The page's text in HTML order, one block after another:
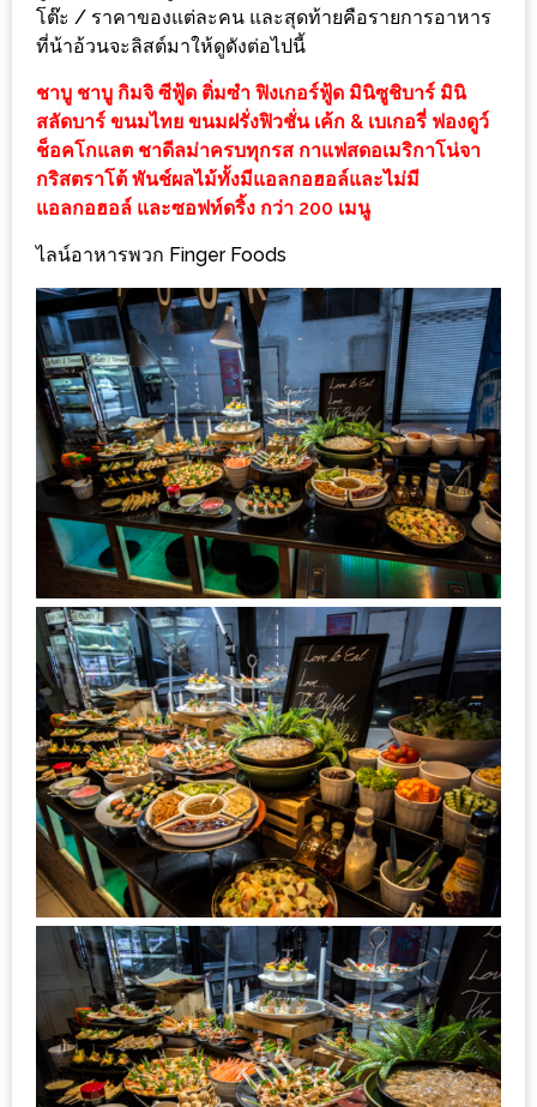
งาน
เดียว
ทั้ง
ช้อป
กิน
เที่ยว
พร้อม
โปร
โม
ชั่น
สำหรับ
คน
รัก
บ้าน
มากมาย
MAPS
MY
ACCOUNT
NEW
FACEBOOK
TIMELINE
POLICY
OKTOBERFEST
ครั้ง
ที่
2
เทศกาล
เบียร์
ที่
ใหญ่
โต๊ะ / ราคาของแต่ละคน และสุดท้ายคือรายการอาหาร
ที่น้าอ้วนจะลิสต์มาให้ดูดังต่อไปนี้
ชาบู ชาบู กิมจิ ซีฟู้ด ติ่มซำ ฟิงเกอร์ฟู้ด มินิซูชิบาร์ มินิ
สลัดบาร์ ขนมไทย ขนมฝรั่งฟิวชั่น เค้ก & เบเกอรี่ ฟองดูว์
ช็อคโกแลต ชาดีลม่าครบทุกรส กาแฟสดอเมริกาโน่จา
กริสตราโต้ พันช์ผลไม้ทั้งมีแอลกอฮอล์และไม่มี
แอลกอฮอล์ และซอฟท์ดริ้ง กว่า 200 เมนู
ไลน์อาหารพวก Finger Foods